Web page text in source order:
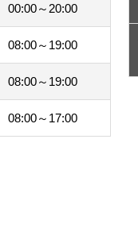
00:00～20:00
08:00～19:00
08:00～19:00
08:00～17:00